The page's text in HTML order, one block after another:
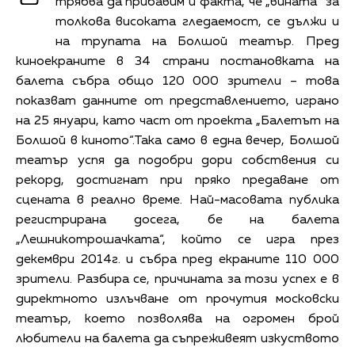
толкова високата гледаемост, се дължи и
на трупата на Болшой театър. Пред
киноекраните в 34 страни постановката на
балета събра общо 120 000 зрители – това
показват данните от представлението, играно
на 25 януари, като част от проекта „Балетът на
Болшой в киното“.Така само в една вечер, Болшой
театър успя да подобри дори собствения си
рекорд, достигнат при пряко предаване от
сцената в реално време. Най-масовата публика
регистрирана досега, бе на балета
„Лешникотрошачката“, който се игра през
декември 2014г. и събра пред екраните 110 000
зрители. Разбира се, причината за този успех е в
директното излъчване от прочутия московски
театър, което позволява на огромен брой
любители на балета да съпреживеят изкуството